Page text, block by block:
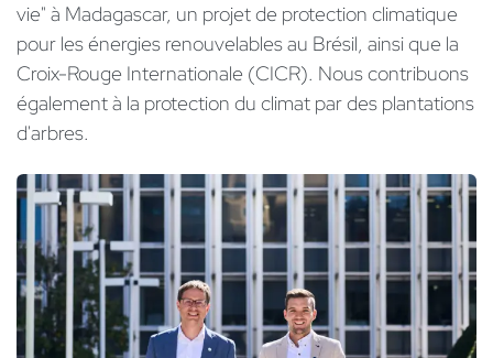
vie" à Madagascar, un projet de protection climatique
pour les énergies renouvelables au Brésil, ainsi que la
Croix-Rouge Internationale (CICR). Nous contribuons
également à la protection du climat par des plantations
d'arbres.